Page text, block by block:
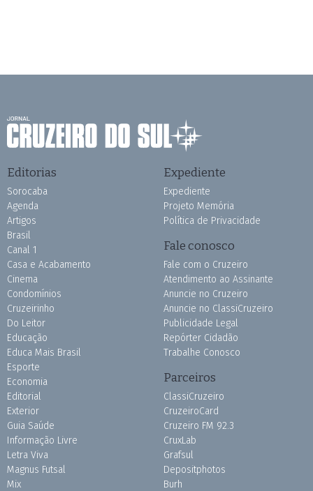
Editorias
Sorocaba
Agenda
Artigos
Brasil
Canal 1
Casa e Acabamento
Cinema
Condomínios
Cruzeirinho
Do Leitor
Educação
Educa Mais Brasil
Esporte
Economia
Editorial
Exterior
Guia Saúde
Informação Livre
Letra Viva
Magnus Futsal
Mix
Expediente
Expediente
Projeto Memória
Política de Privacidade
Fale conosco
Fale com o Cruzeiro
Atendimento ao Assinante
Anuncie no Cruzeiro
Anuncie no ClassiCruzeiro
Publicidade Legal
Repórter Cidadão
Trabalhe Conosco
Parceiros
ClassiCruzeiro
CruzeiroCard
Cruzeiro FM 92.3
CruxLab
Grafsul
Depositphotos
Burh